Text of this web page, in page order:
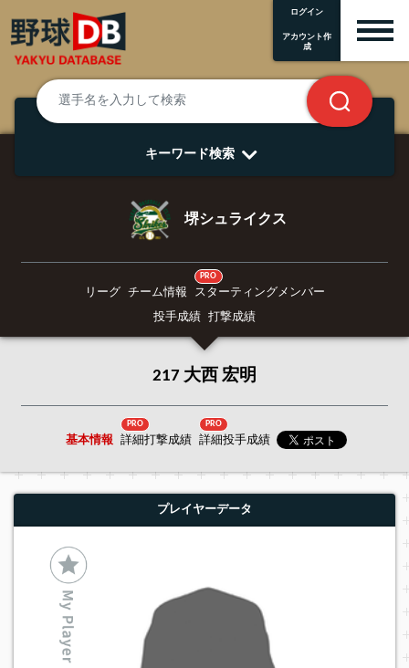
ログイン
アカウント作
成
キーワード検索
堺シュライクス
リーグ チーム情報
PRO
スターティングメンバー
投手成績 打撃成績
217 大西 宏明
基本情報
PRO
詳細打撃成績
PRO
詳細投手成績
プレイヤーデータ